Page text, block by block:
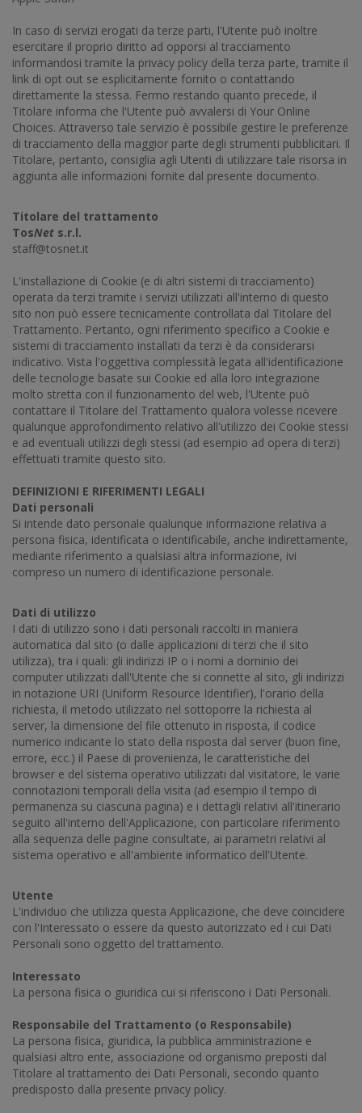
In caso di servizi erogati da terze parti, l'Utente può inoltre
esercitare il proprio diritto ad opporsi al tracciamento
informandosi tramite la privacy policy della terza parte, tramite il
link di opt out se esplicitamente fornito o contattando
direttamente la stessa. Fermo restando quanto precede, il
Titolare informa che l'Utente può avvalersi di Your Online
Choices. Attraverso tale servizio è possibile gestire le preferenze
di tracciamento della maggior parte degli strumenti pubblicitari. Il
Titolare, pertanto, consiglia agli Utenti di utilizzare tale risorsa in
aggiunta alle informazioni fornite dal presente documento.
Titolare del trattamento
TosNet s.r.l.
staff@tosnet.it
L'installazione di Cookie (e di altri sistemi di tracciamento)
operata da terzi tramite i servizi utilizzati all'interno di questo
sito non può essere tecnicamente controllata dal Titolare del
Trattamento. Pertanto, ogni riferimento specifico a Cookie e
sistemi di tracciamento installati da terzi è da considerarsi
indicativo. Vista l'oggettiva complessità legata all'identificazione
delle tecnologie basate sui Cookie ed alla loro integrazione
molto stretta con il funzionamento del web, l'Utente può
contattare il Titolare del Trattamento qualora volesse ricevere
qualunque approfondimento relativo all'utilizzo dei Cookie stessi
e ad eventuali utilizzi degli stessi (ad esempio ad opera di terzi)
effettuati tramite questo sito.
DEFINIZIONI E RIFERIMENTI LEGALI
Dati personali
Si intende dato personale qualunque informazione relativa a
persona fisica, identificata o identificabile, anche indirettamente,
mediante riferimento a qualsiasi altra informazione, ivi
compreso un numero di identificazione personale.
Dati di utilizzo
I dati di utilizzo sono i dati personali raccolti in maniera
automatica dal sito (o dalle applicazioni di terzi che il sito
utilizza), tra i quali: gli indirizzi IP o i nomi a dominio dei
computer utilizzati dall'Utente che si connette al sito, gli indirizzi
in notazione URI (Uniform Resource Identifier), l'orario della
richiesta, il metodo utilizzato nel sottoporre la richiesta al
server, la dimensione del file ottenuto in risposta, il codice
numerico indicante lo stato della risposta dal server (buon fine,
errore, ecc.) il Paese di provenienza, le caratteristiche del
browser e del sistema operativo utilizzati dal visitatore, le varie
connotazioni temporali della visita (ad esempio il tempo di
permanenza su ciascuna pagina) e i dettagli relativi all'itinerario
seguito all'interno dell'Applicazione, con particolare riferimento
alla sequenza delle pagine consultate, ai parametri relativi al
sistema operativo e all'ambiente informatico dell'Utente.
Utente
L'individuo che utilizza questa Applicazione, che deve coincidere
con l'Interessato o essere da questo autorizzato ed i cui Dati
Personali sono oggetto del trattamento.
Interessato
La persona fisica o giuridica cui si riferiscono i Dati Personali.
Responsabile del Trattamento (o Responsabile)
La persona fisica, giuridica, la pubblica amministrazione e
qualsiasi altro ente, associazione od organismo preposti dal
Titolare al trattamento dei Dati Personali, secondo quanto
predisposto dalla presente privacy policy.